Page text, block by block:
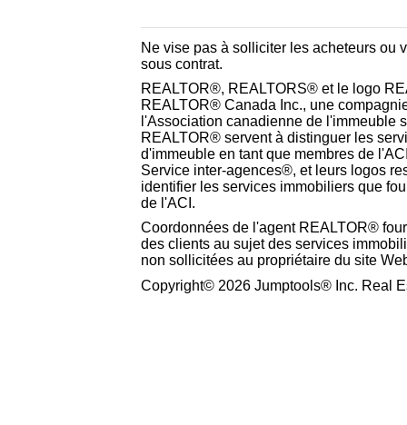
Ne vise pas à solliciter les acheteurs ou
sous contrat.
REALTOR®, REALTORS® et le logo
REALTOR® Canada Inc., une
l'Association canadienne de l'immeuble
REALTOR® servent à distinguer les
d'immeuble en tant que membres de
Service inter-agences®, et leurs logos
identifier les services immobiliers que
de l'ACI.
Coordonnées de l'agent REALTOR®
des clients au sujet des services
non sollicitées au propriétaire du site
Copyright© 2026 Jumptools® Inc. Real